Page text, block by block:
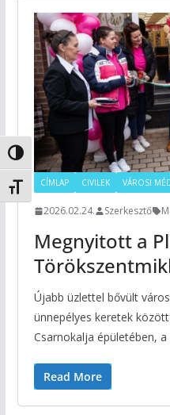
Nagy kontraszt váltása
Betűméret váltása
CÍMLAP CIVILEK VÁROSI
2026.02.24. Szerkesztő
Megnyitott a
Újabb üzlettel bővült
ünnepélyes keretek
Csarnokalja épületében,
Read More